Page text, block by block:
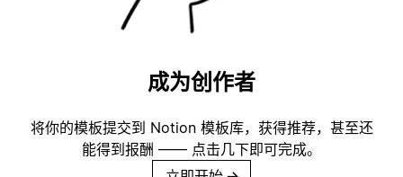
成为创作者
将你的模板提交到 Notion 模板库，获得推荐，甚至还
能得到报酬 —— 点击几下即可完成。